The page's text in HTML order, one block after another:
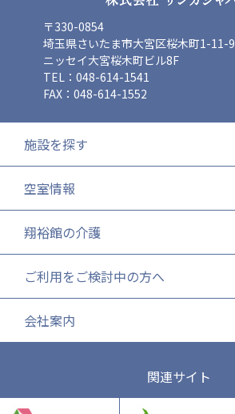
〒330-0854
埼玉県さいたま市大宮区桜木町1-11-9
ニッセイ大宮桜木町ビル8F
TEL：048-614-1541
FAX：048-614-1552
施設を探す
空室情報
翔裕館の介護
ご利用をご検討中の方へ
会社案内
関連サイト